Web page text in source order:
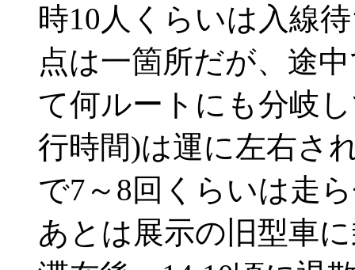
時10人くらいは入線
点は一箇所だが、途
て何ルートにも分岐
行時間)は運に左右さ
で7～8回くらいは走
あとは展示の旧型車